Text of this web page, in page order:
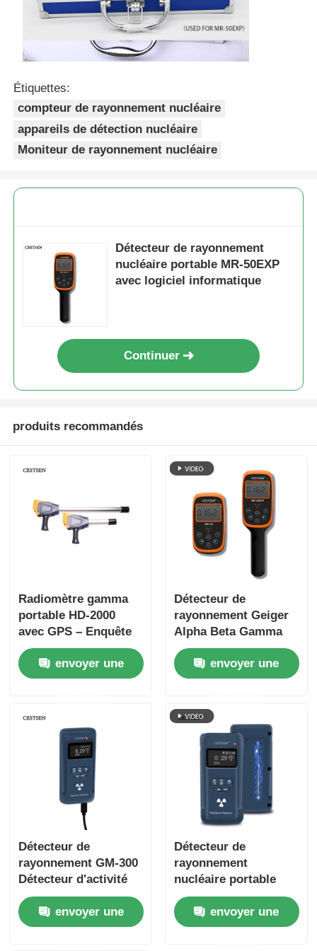
Étiquettes:
compteur de rayonnement nucléaire
appareils de détection nucléaire
Moniteur de rayonnement nucléaire
Détecteur de rayonnement
nucléaire portable MR-50EXP
avec logiciel informatique
Continuer
produits recommandés
Radiomètre gamma
portable HD-2000
avec GPS – Enquête
nucléaire et
surveillance des
radiations
envoyer une
Détecteur de
rayonnement Geiger
Alpha Beta Gamma
CESTSEN avec
logiciel informatique
supérieur
envoyer une
Détecteur de
rayonnement GM-300
Détecteur d'activité
radioactive nucléaire
Bq/Cm2 Détecteur de
rayonnement
envoyer une
Détecteur de
rayonnement
nucléaire portable
GM-300 pour rayons
alpha, bêta, gamma et
X
envoyer une